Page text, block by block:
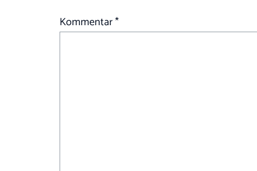
Kommentar*